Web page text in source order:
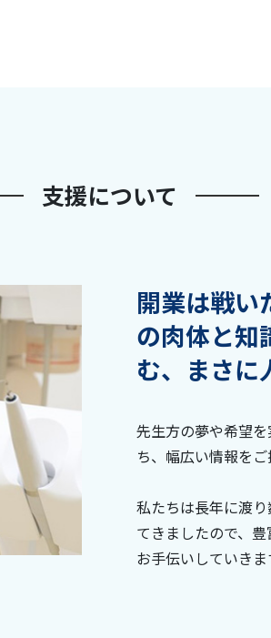
支援について
開業は戦い
の肉体と知
む、まさに
先生方の夢や希望
ち、幅広い情報を
私たちは長年に渡
てきましたので、
お手伝いしていきま